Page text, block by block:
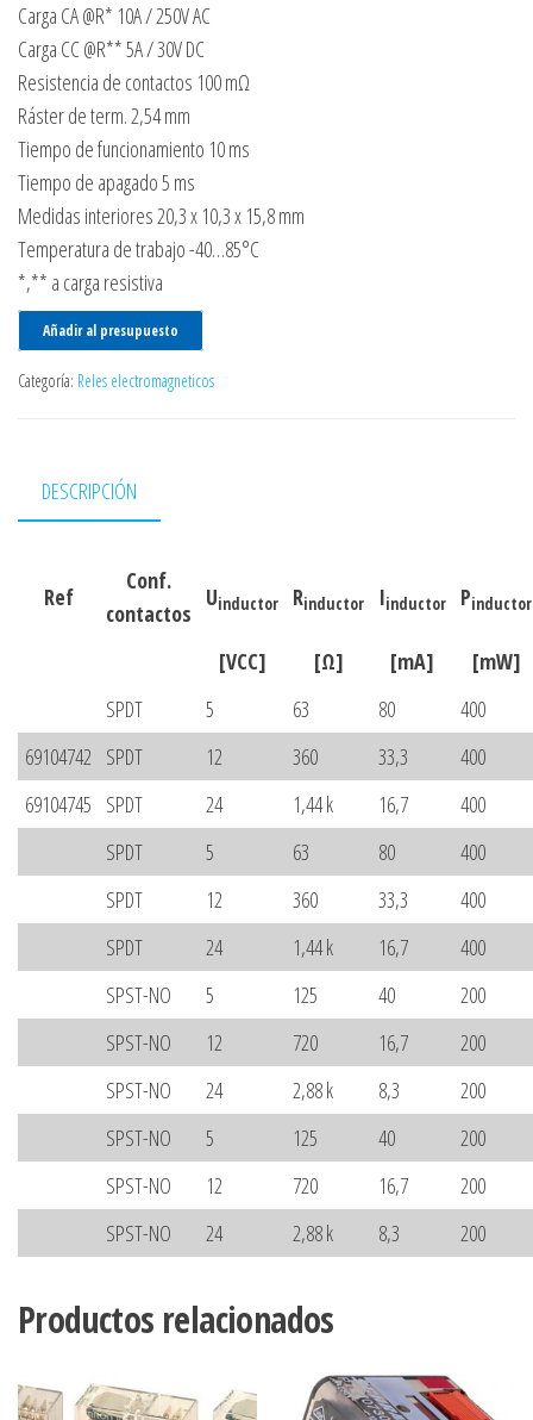
Carga CA @R* 10A / 250V AC
Carga CC @R** 5A / 30V DC
Resistencia de contactos 100 mΩ
Ráster de term. 2,54 mm
Tiempo de funcionamiento 10 ms
Tiempo de apagado 5 ms
Medidas interiores 20,3 x 10,3 x 15,8 mm
Temperatura de trabajo -40…85°C
*,** a carga resistiva
Añadir al presupuesto
Categoría: Reles electromagneticos
DESCRIPCIÓN
Ref
Conf.
contactos
Uinductor Rinductor Iinductor Pinductor
[VCC] [Ω] [mA]
[mW]
SPDT
5 63 80
400
69104742 SPDT 12 360 33,3
400
69104745 SPDT 24 1,44 k 16,7
400
SPDT
5 63 80
400
SPDT
12 360 33,3
400
SPDT
24 1,44 k 16,7
400
SPST-NO
5 125 40
200
SPST-NO
12 720 16,7
200
SPST-NO
24 2,88 k 8,3
200
SPST-NO
5 125 40
200
SPST-NO
12 720 16,7
200
SPST-NO
24 2,88 k 8,3 200
Productos relacionados